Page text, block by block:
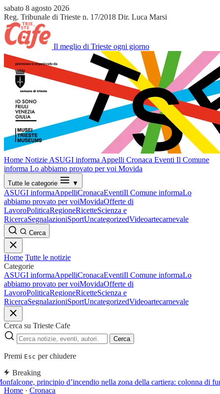
sabato 8 agosto 2026
Reg. Tribunale di Trieste n. 17/2018 Dir. Luca Marsi
Il meglio di Trieste ogni giorno
Home Notizie ASUGI informa Appelli Cronaca Eventi Il Comune
informa Lo abbiamo provato per voi Movida
Tutte le categorie ▼
ASUGI informaAppelliCronacaEventiIl Comune informaLo
abbiamo provato per voiMovidaOfferte di
LavoroPoliticaRegioneRicetteScienza e
RicercaSegnalazioniSportUncategorizedVideoartecarnevale
Cerca
Home Tutte le notizie
Categorie
ASUGI informaAppelliCronacaEventiIl Comune informaLo
abbiamo provato per voiMovidaOfferte di
LavoroPoliticaRegioneRicetteScienza e
RicercaSegnalazioniSportUncategorizedVideoartecarnevale
Cerca su Trieste Cafe
Cerca
Premi Esc per chiudere
Breaking
principio d’incendio nella zona della cartiera: colonna di
Home · Cronaca